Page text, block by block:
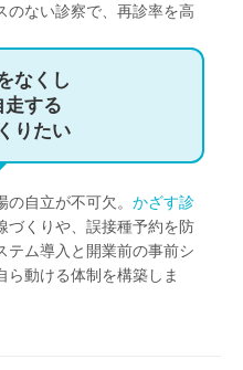
のない診察で、再診率を高
なくし
走する
りたい
自立が不可欠。 かざす診
づくりや、誤接種予約を防
テム導入と開業前の事前シ
ら動ける体制を構築しま